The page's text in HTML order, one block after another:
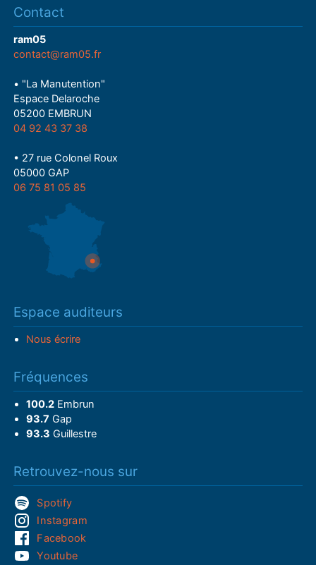
Contact
ram05
contact@ram05.fr
• "La Manutention"
Espace Delaroche
05200 EMBRUN
04 92 43 37 38
• 27 rue Colonel Roux
05000 GAP
06 75 81 05 85
Espace auditeurs
Nous écrire
Fréquences
100.2Embrun
93.7 Gap
93.3 Guillestre
Retrouvez-nous sur
Spotify
Instagram
Facebook
Youtube